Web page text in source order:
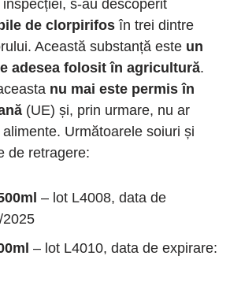
s-au descoperit
de clorpirifos în trei dintre
Această substanță este un
adesea folosit în agricultură.
nu mai este permis în
(UE) și, prin urmare, nu ar
Următoarele soiuri și
de retragere:
– lot L4008, data de
– lot L4010, data de expirare: